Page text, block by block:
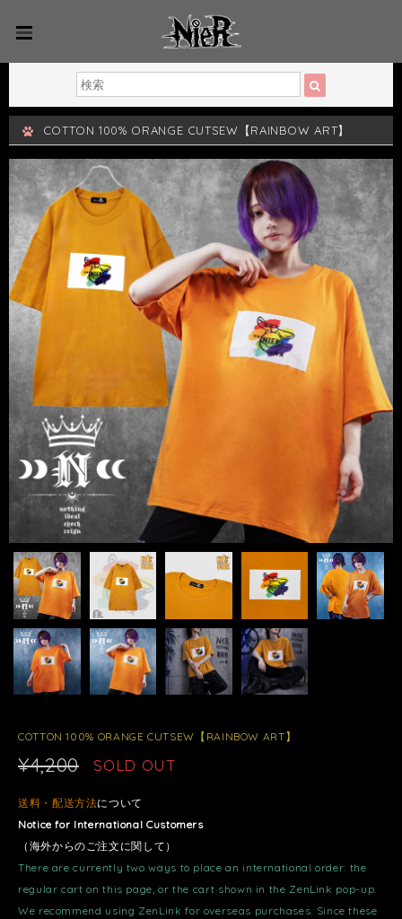
COTTON 100% ORANGE CUTSEW【RAINBOW ART】
COTTON 100% ORANGE CUTSEW【RAINBOW ART】
¥4,200 SOLD OUT
送料・配送方法について
Notice for International Customers
（海外からのご注文に関して）
There are currently two ways to place an international order: the
regular cart on this page, or the cart shown in the ZenLink pop-up.
We recommend using ZenLink for overseas purchases. Since these